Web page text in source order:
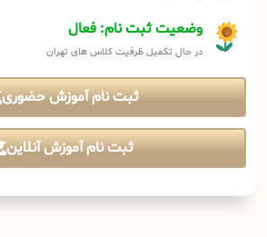
وضعیت ثبت نام: فعال
در حال تکمیل ظرفیت کلاس های تهران
ثبت نام آموزش حضوری
ثبت نام آموزش آنلاین